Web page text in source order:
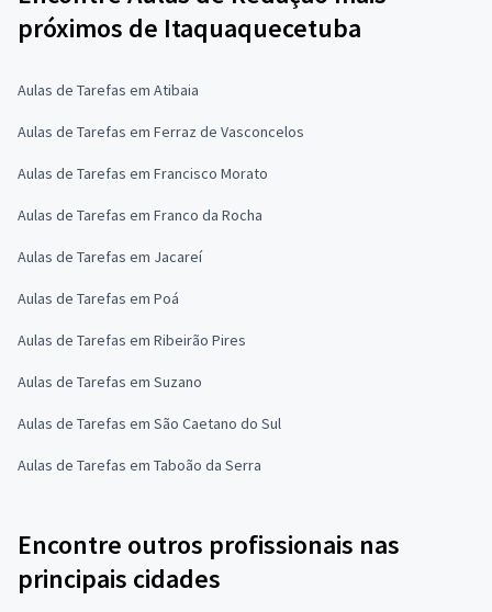
próximos de Itaquaquecetuba
Aulas de Tarefas em Atibaia
Aulas de Tarefas em Ferraz de Vasconcelos
Aulas de Tarefas em Francisco Morato
Aulas de Tarefas em Franco da Rocha
Aulas de Tarefas em Jacareí
Aulas de Tarefas em Poá
Aulas de Tarefas em Ribeirão Pires
Aulas de Tarefas em Suzano
Aulas de Tarefas em São Caetano do Sul
Aulas de Tarefas em Taboão da Serra
Encontre outros profissionais nas
principais cidades